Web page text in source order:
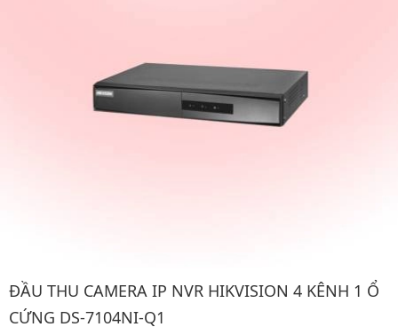
Hình ảnh đại diện của sản phẩm Đầu thu CAMERA IP NVR
ĐẦU THU CAMERA IP NVR HIKVISION 4 KÊNH 1 Ổ
CỨNG DS-7104NI-Q1